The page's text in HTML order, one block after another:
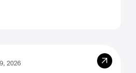
2026